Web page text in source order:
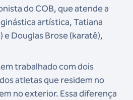
do COB, que atende a
artística, Tatiana
e Douglas Brose (karatê),
trabalhado com dois
atletas que residem no
no exterior. Essa diferença